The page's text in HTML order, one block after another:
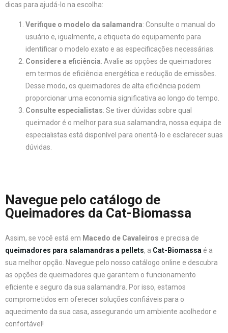
dicas para ajudá-lo na escolha:
Verifique o modelo da salamandra: Consulte o manual do
usuário e, igualmente, a etiqueta do equipamento para
identificar o modelo exato e as especificações necessárias.
Considere a eficiência: Avalie as opções de queimadores
em termos de eficiência energética e redução de emissões.
Desse modo, os queimadores de alta eficiência podem
proporcionar uma economia significativa ao longo do tempo.
Consulte especialistas: Se tiver dúvidas sobre qual
queimador é o melhor para sua salamandra, nossa equipa de
especialistas está disponível para orientá-lo e esclarecer suas
dúvidas.
Navegue pelo catálogo de
Queimadores da Cat-Biomassa
Assim, se você está em Macedo de Cavaleiros e precisa de
queimadores para salamandras a pellets, a Cat-Biomassa é a
sua melhor opção. Navegue pelo nosso catálogo online e descubra
as opções de queimadores que garantem o funcionamento
eficiente e seguro da sua salamandra. Por isso, estamos
comprometidos em oferecer soluções confiáveis para o
aquecimento da sua casa, assegurando um ambiente acolhedor e
confortável!